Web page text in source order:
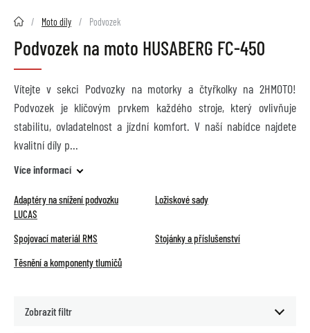
2HMOTO.cz Moto díly Podvozek
Podvozek na moto HUSABERG FC-450
Vítejte v sekci Podvozky na motorky a čtyřkolky na 2HMOTO!
Podvozek je klíčovým prvkem každého stroje, který ovlivňuje
stabilitu, ovladatelnost a jízdní komfort. V naší nabídce najdete
kvalitní díly p
Více informací
Adaptéry na snížení podvozku
LUCAS
Ložiskové sady
Spojovací materiál RMS
Stojánky a příslušenství
Těsnění a komponenty tlumičů
Zobrazit filtr